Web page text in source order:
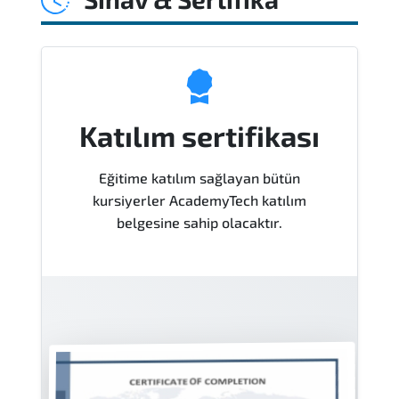
Katılım sertifikası
Eğitime katılım sağlayan bütün
kursiyerler AcademyTech katılım
belgesine sahip olacaktır.